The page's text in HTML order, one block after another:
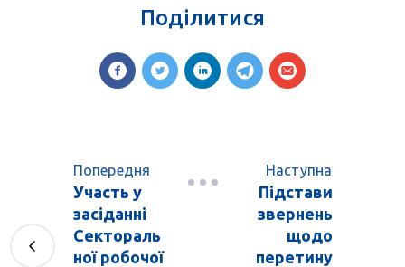
Поділитися
Попередня
Участь у
засіданні
Сектораль
ної робочої
Наступна
Підстави
звернень
щодо
перетину